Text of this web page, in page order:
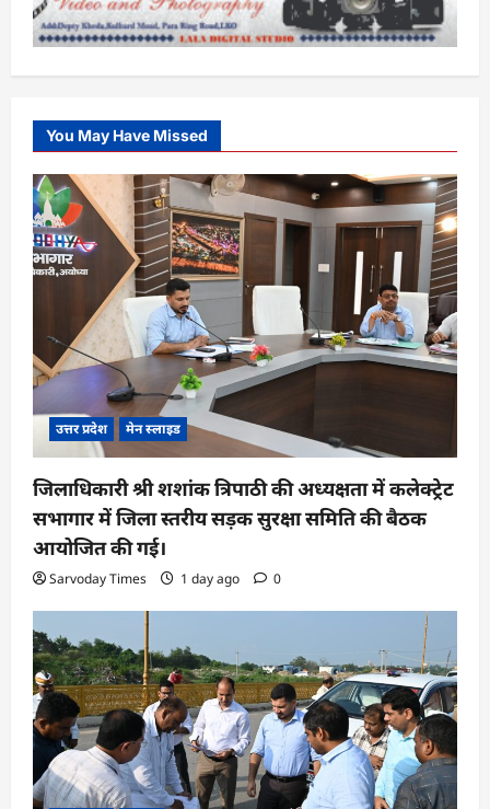
You May Have Missed
उत्तर प्रदेश मेन स्लाइड
जिलाधिकारी श्री शशांक त्रिपाठी की अध्यक्षता में कलेक्ट्रेट
सभागार में जिला स्तरीय सड़क सुरक्षा समिति की बैठक
आयोजित की गई।
Sarvoday Times 1 day ago 0